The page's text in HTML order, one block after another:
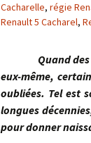
Cacharelle, régie
Renault 5 Cacharel,
Quand des
eux-même,
oubliées. Tel est
longues
pour donner